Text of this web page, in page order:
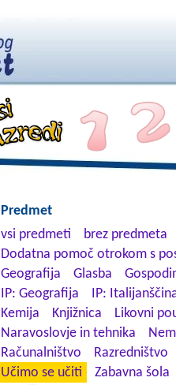
Predmet
vsi predmeti
brez predmeta
Dodatna pomoč otrokom s
Geografija
Glasba
IP: Geografija
IP:
Kemija
Knjižnica Likovni
Naravoslovje in tehnika
Računalništvo
Razredništvo
Učimo se učiti
Zabavna šola